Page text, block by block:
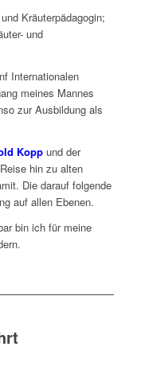
Kräuterpädagogin;
und
Internationalen
meines Mannes
zur Ausbildung als
Koppund der
hin zu alten
Die darauf folgende
auf allen Ebenen.
bin ich für meine